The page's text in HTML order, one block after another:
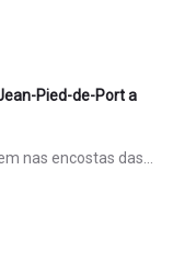
Pied-de-Port a
nas encostas das…